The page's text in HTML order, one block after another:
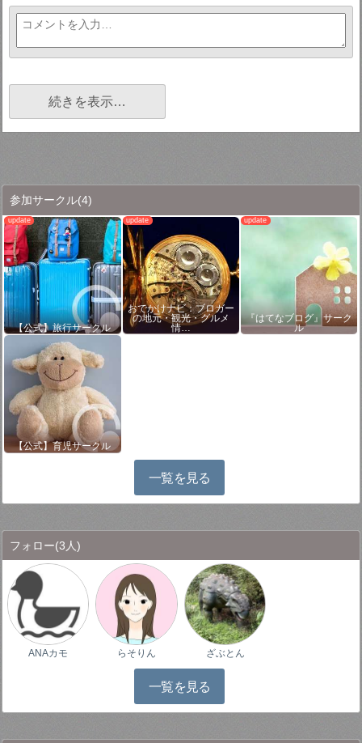
続きを表示…
参加サークル(4)
【公式】旅行サークル
おでかけナビ：ブロガー
の地元・観光・グルメ
情…
『はてなブログ』サーク
ル
【公式】育児サークル
一覧を見る
フォロー(3人)
ANAカモ らそりん ざぶとん
一覧を見る